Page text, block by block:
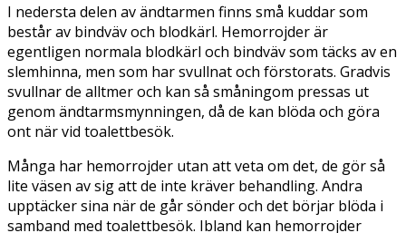
I nedersta delen av ändtarmen finns små kuddar som
består av bindväv och blodkärl. Hemorrojder är
egentligen normala blodkärl och bindväv som täcks av en
slemhinna, men som har svullnat och förstorats. Gradvis
svullnar de alltmer och kan så småningom pressas ut
genom ändtarmsmynningen, då de kan blöda och göra
ont när vid toalettbesök.
Många har hemorrojder utan att veta om det, de gör så
lite väsen av sig att de inte kräver behandling. Andra
upptäcker sina när de går sönder och det börjar blöda i
samband med toalettbesök. Ibland kan hemorrojder